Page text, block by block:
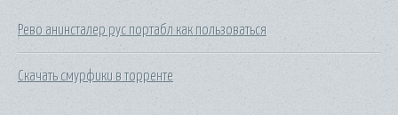
Рево анинсталер рус портабл как пользоваться
Скачать смурфики в торренте